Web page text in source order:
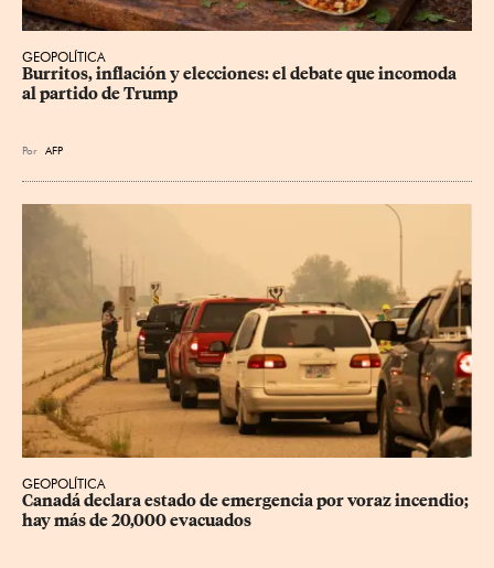
GEOPOLÍTICA
Burritos, inflación y elecciones: el debate que incomoda
al partido de Trump
Por AFP
GEOPOLÍTICA
Canadá declara estado de emergencia por voraz incendio;
hay más de 20,000 evacuados